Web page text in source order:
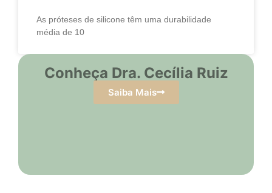
As próteses de silicone têm uma durabilidade
média de 10
Conheça Dra. Cecília Ruiz
Saiba Mais